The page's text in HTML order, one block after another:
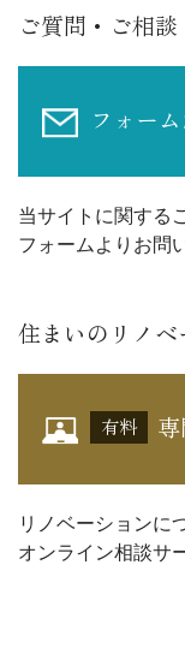
ご質問・ご相
フォー
当サイトに関する
フォームよりお問
住まいのリノ
有料
リノベーションに
オンライン相談サ